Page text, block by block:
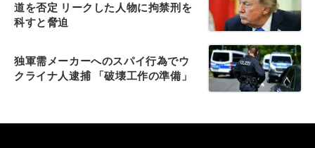
道を否定 リークした人物に拘禁刑を
科すと脅迫
独軍需メーカーへのスパイ行為でウ
クライナ人逮捕 「破壊工作の準備」